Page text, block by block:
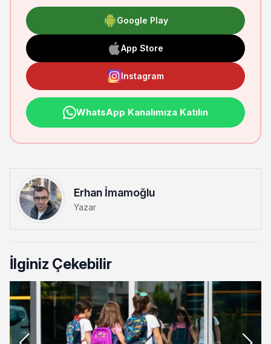
Google Play
App Store
Instagram
WhatsApp Kanalımıza Katılın
Erhan İmamoğlu
Yazar
İlginiz Çekebilir